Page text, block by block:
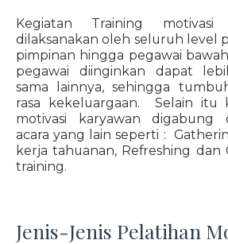
Kegiatan Training
dilaksanakan oleh seluruh level
pimpinan hingga pegawai
pegawai diinginkan dapat
sama lainnya, sehingga
rasa kekeluargaan. Selain itu
motivasi karyawan digabung
acara yang lain seperti :
kerja tahuanan, Refreshing dan
training.
Jenis-Jenis Pelatihan